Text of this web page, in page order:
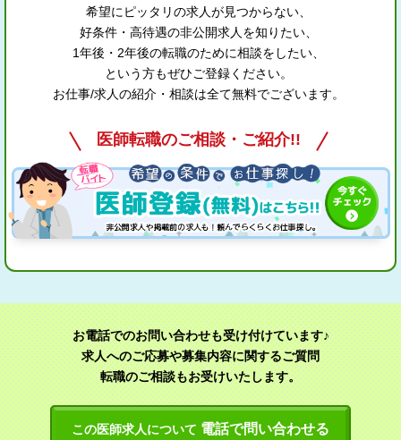
希望にピッタリの求人が見つからない、
好条件・高待遇の非公開求人を知りたい、
1年後・2年後の転職のために相談をしたい、
という方もぜひご登録ください。
お仕事/求人の紹介・相談は全て無料でございます。
医師転職のご相談・ご紹介!!
お電話でのお問い合わせも受け付けています♪
求人へのご応募や募集内容に関するご質問
転職のご相談もお受けいたします。
この医師求人について 電話で問い合わせる